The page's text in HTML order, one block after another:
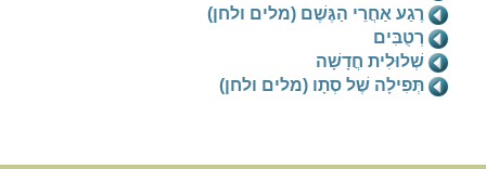
רֶגַע אַחֲרֵי הַגֶּשֶׁם (מלים ולחן)
רְטֻבִּים
שְׁלוּלִית חֲדָשָׁה
תְּפִילָה שֶׁל סְתָו (מלים ולחן)